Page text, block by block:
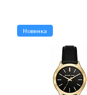
Новинка